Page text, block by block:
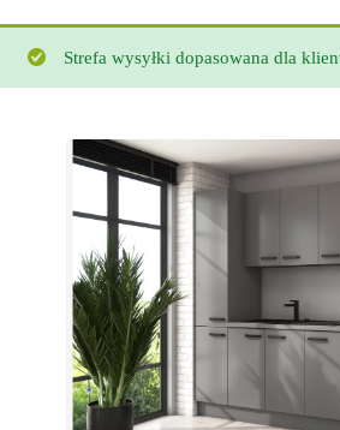
Strefa wysyłki dopasowana dla